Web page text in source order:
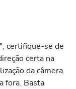
certifique-se de
certa na
da câmera
fora. Basta